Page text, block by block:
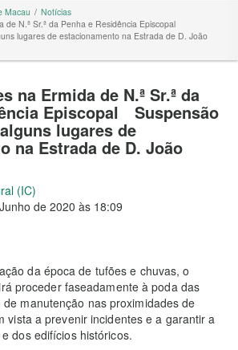
Macau
Notícias
de N.ª Sr.ª da Penha e Residência Episcopal
lugares de estacionamento na Estrada de D. João
na Ermida de N.ª Sr.ª da
Episcopal Suspensão
lugares de
na Estrada de D. João
(IC)
de 2020 às 18:09
da época de tufões e chuvas, o
proceder faseadamente à poda das
manutenção nas proximidades de
vista a prevenir incidentes e a garantir a
dos edifícios históricos.